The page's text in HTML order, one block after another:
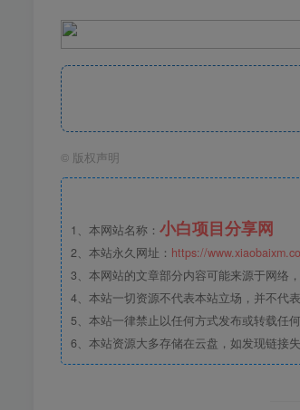
© 版权声明
1、本网站名称： 小白项目分享网
2、本站永久网址： https://
3、本网站的文章部分内容可能来源于网络
4、本站一切资源不代表本站立场，并不代
5、本站一律禁止以任何方式发布或转载任
6、本站资源大多存储在云盘，如发现链接